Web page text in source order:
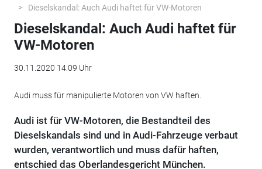
Dieselskandal: Auch Audi haftet für VW-Motoren
Dieselskandal: Auch Audi haftet für
VW-Motoren
30.11.2020 14:09 Uhr
Audi muss für manipulierte Motoren von VW haften.
Audi ist für VW-Motoren, die Bestandteil des
Dieselskandals sind und in Audi-Fahrzeuge verbaut
wurden, verantwortlich und muss dafür haften,
entschied das Oberlandesgericht München.